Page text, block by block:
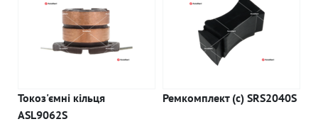
Токоз'ємні кільця
ASL9062S
Ремкомплект (c) SRS2040S